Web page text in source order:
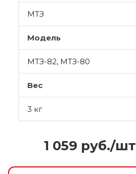
МТЗ
Модель
МТЗ-82, МТЗ-80
Вес
3 кг
1 059 руб./шт